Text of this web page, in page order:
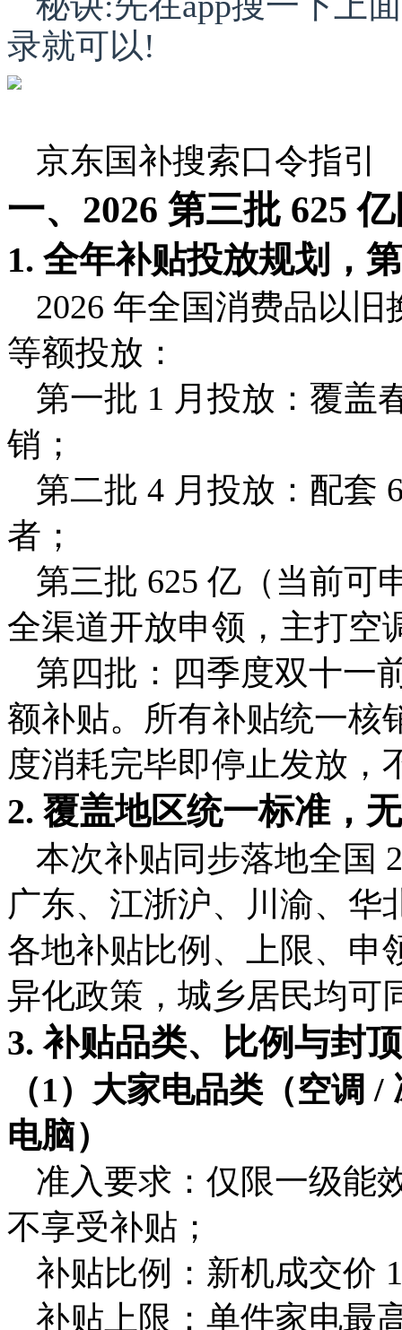
录就可以!
京东国补搜索口令指引
一、2026 第三批 625
1. 全年补贴投放规划，
2026 年全国消费品以
等额投放：
第一批 1 月投放：覆盖
销；
第二批 4 月投放：配套
者；
第三批 625 亿（当前可
全渠道开放申领，主打空
第四批：四季度双十一
额补贴。所有补贴统一核
度消耗完毕即停止发放，
2. 覆盖地区统一标准，
本次补贴同步落地全国
广东、江浙沪、川渝、华
各地补贴比例、上限、申
异化政策，城乡居民均可
3. 补贴品类、比例与封
（1）大家电品类（空调
电脑）
准入要求：仅限一级能
不享受补贴；
补贴比例：新机成交价
补贴上限：单件家电最